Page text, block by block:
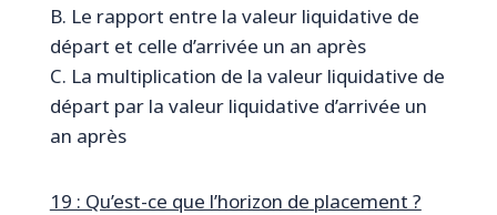
B. Le rapport entre la valeur liquidative de
départ et celle d’arrivée un an après
C. La multiplication de la valeur liquidative de
départ par la valeur liquidative d’arrivée un
an après
19 : Qu’est-ce que l’horizon de placement ?